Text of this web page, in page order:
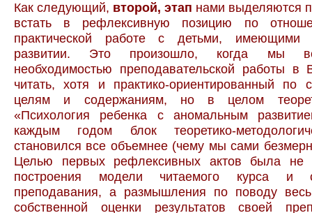
Как следующий, второй, этап нами выделяются
встать в рефлексивную позицию по
практической работе с детьми, имеющими
развитии. Это произошло, когда мы
необходимостью преподавательской работы
читать, хотя и практико-ориентированный по
целям и содержаниям, но в целом
«Психология ребенка с аномальным
каждым годом блок теоретико-
становился все объемнее (чему мы сами
Целью первых рефлексивных актов была не
построения модели читаемого курса и
преподавания, а размышления по поводу
собственной оценки результатов своей